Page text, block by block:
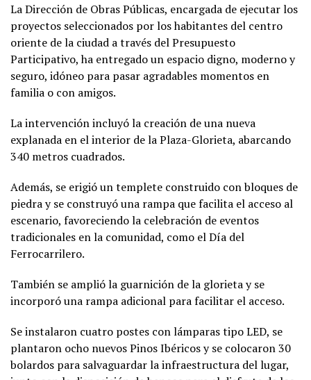
La Dirección de Obras Públicas, encargada de ejecutar los
proyectos seleccionados por los habitantes del centro
oriente de la ciudad a través del Presupuesto
Participativo, ha entregado un espacio digno, moderno y
seguro, idóneo para pasar agradables momentos en
familia o con amigos.
La intervención incluyó la creación de una nueva
explanada en el interior de la Plaza-Glorieta, abarcando
340 metros cuadrados.
Además, se erigió un templete construido con bloques de
piedra y se construyó una rampa que facilita el acceso al
escenario, favoreciendo la celebración de eventos
tradicionales en la comunidad, como el Día del
Ferrocarrilero.
También se amplió la guarnición de la glorieta y se
incorporó una rampa adicional para facilitar el acceso.
Se instalaron cuatro postes con lámparas tipo LED, se
plantaron ocho nuevos Pinos Ibéricos y se colocaron 30
bolardos para salvaguardar la infraestructura del lugar,